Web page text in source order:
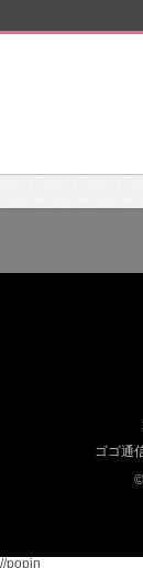
ゴゴ通
//popin